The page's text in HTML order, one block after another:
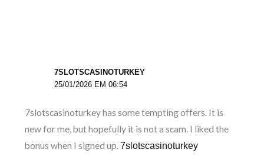
7SLOTSCASINOTURKEY
25/01/2026 EM 06:54
7slotscasinoturkey has some tempting offers. It is
new for me, but hopefully it is not a scam. I liked the
bonus when I signed up.7slotscasinoturkey